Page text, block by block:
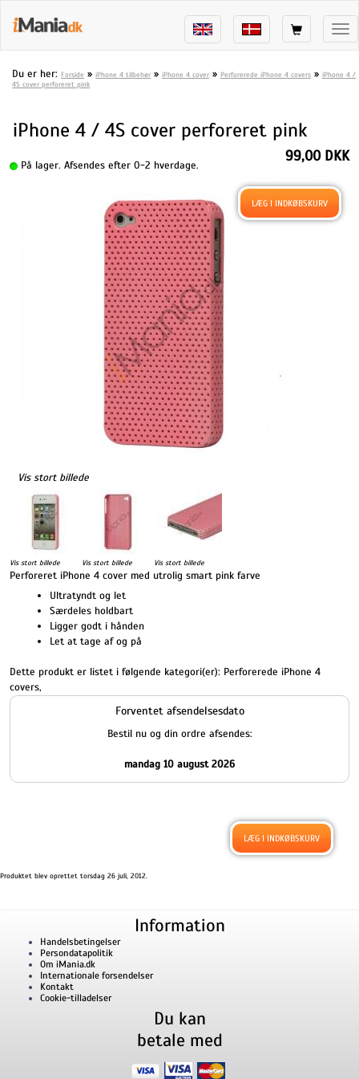
Du er her: Forside » iPhone 4 tilbehør » iPhone 4 cover » Perforerede iPhone 4 covers » iPhone 4 /
4S cover perforeret pink
iPhone 4 / 4S cover perforeret pink
På lager. Afsendes efter 0-2 hverdage.
Vis stort billede
99,00 DKK
Vis stort billede Vis stort billede Vis stort billede
Perforeret iPhone 4 cover med utrolig smart pink farve
Ultratyndt og let
Særdeles holdbart
Ligger godt i hånden
Let at tage af og på
Dette produkt er listet i følgende kategori(er): Perforerede iPhone 4
covers,
Forventet afsendelsesdato
Bestil nu og din ordre afsendes:
mandag 10 august 2026
Produktet blev oprettet torsdag 26 juli, 2012.
Information
Handelsbetingelser
Persondatapolitik
Om iMania.dk
Internationale forsendelser
Kontakt
Cookie-tilladelser
Du kan
betale med